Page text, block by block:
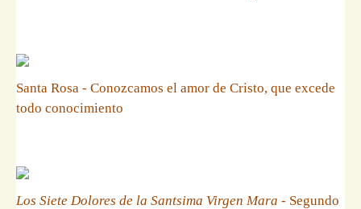
Santa Rosa - Conozcamos el amor de Cristo, que excede
todo conocimiento
Los Siete Dolores de la Santsima Virgen Mara - Segundo